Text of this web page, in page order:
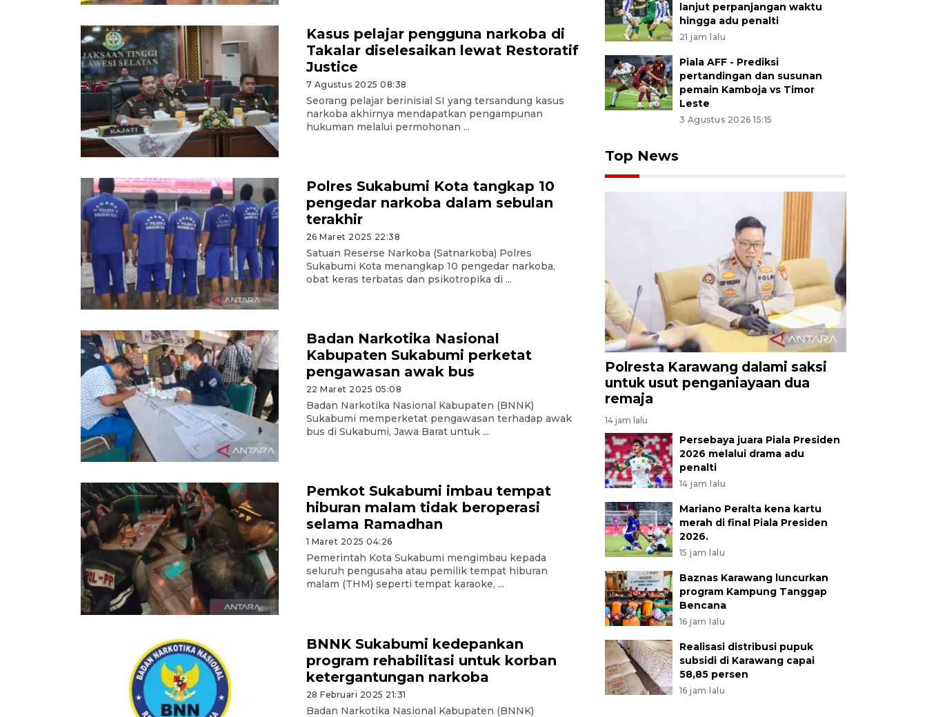
Kasus pelajar pengguna narkoba di
Takalar diselesaikan lewat Restoratif
Justice
7 Agustus 2025 08:38
Seorang pelajar berinisial SI yang tersandung kasus
narkoba akhirnya mendapatkan pengampunan
hukuman melalui permohonan ...
Polres Sukabumi Kota tangkap 10
pengedar narkoba dalam sebulan
terakhir
26 Maret 2025 22:38
Satuan Reserse Narkoba (Satnarkoba) Polres
Sukabumi Kota menangkap 10 pengedar narkoba,
obat keras terbatas dan psikotropika di ...
Badan Narkotika Nasional
Kabupaten Sukabumi perketat
pengawasan awak bus
22 Maret 2025 05:08
Badan Narkotika Nasional Kabupaten (BNNK)
Sukabumi memperketat pengawasan terhadap awak
bus di Sukabumi, Jawa Barat untuk ...
Pemkot Sukabumi imbau tempat
hiburan malam tidak beroperasi
selama Ramadhan
1 Maret 2025 04:26
Pemerintah Kota Sukabumi mengimbau kepada
seluruh pengusaha atau pemilik tempat hiburan
malam (THM) seperti tempat karaoke, ...
BNNK Sukabumi kedepankan
program rehabilitasi untuk korban
ketergantungan narkoba
28 Februari 2025 21:31
Badan Narkotika Nasional Kabupaten (BNNK)
lanjut perpanjangan waktu
hingga adu penalti
21 jam lalu
Piala AFF - Prediksi
pertandingan dan susunan
pemain Kamboja vs Timor
Leste
3 Agustus 2026 15:15
Top News
Polresta Karawang dalami saksi
untuk usut penganiayaan dua
remaja
14 jam lalu
Persebaya juara Piala Presiden
2026 melalui drama adu
penalti
14 jam lalu
Mariano Peralta kena kartu
merah di final Piala Presiden
2026.
15 jam lalu
Baznas Karawang luncurkan
program Kampung Tanggap
Bencana
16 jam lalu
Realisasi distribusi pupuk
subsidi di Karawang capai
58,85 persen
16 jam lalu